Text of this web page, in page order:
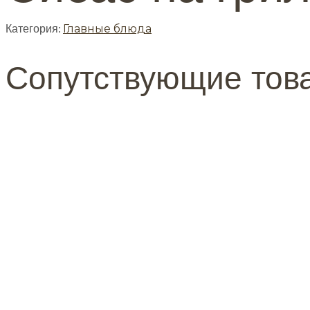
Категория: Главные блюда
Сопутствующие